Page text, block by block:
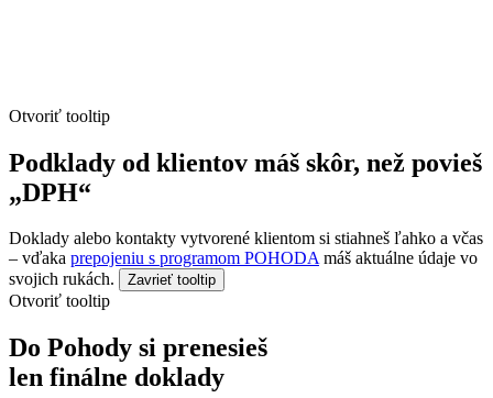
Otvoriť tooltip
Podklady od klientov máš skôr, než povieš
„DPH“
Doklady alebo kontakty vytvorené klientom si stiahneš ľahko a včas
– vďaka prepojeniu s programom POHODAmáš aktuálne údaje vo
svojich rukách.
Zavrieť tooltip
Otvoriť tooltip
Do Pohody si prenesieš
len finálne doklady